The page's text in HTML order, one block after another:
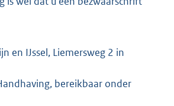
en IJssel, Liemersweg 2 in
bereikbaar onder